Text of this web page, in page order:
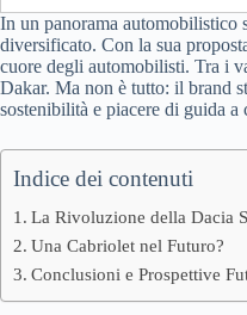
In un panorama automobilistico
diversificato. Con la sua
cuore degli automobilisti. Tra i
Dakar. Ma non è tutto: il brand
sostenibilità e piacere di guida a
Indice dei contenuti
La Rivoluzione della Dacia
Una Cabriolet nel Futuro?
Conclusioni e Prospettive